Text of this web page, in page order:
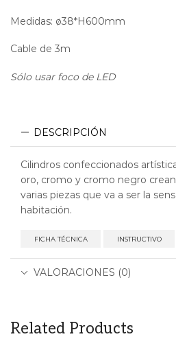
Medidas: ø38*H600mm
Cable de 3m
Sólo usar foco de LED
DESCRIPCIÓN
Cilindros confeccionados
oro, cromo y cromo negro
varias piezas que va a ser la
habitación.
FICHA TÉCNICA INSTRUCTIVO
VALORACIONES (0)
Related Products